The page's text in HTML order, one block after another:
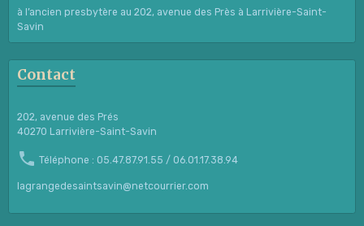
à l’ancien presbytère au 202, avenue des Près à Larrivière-Saint-
Savin
Contact
202, avenue des Prés
40270 Larrivière-Saint-Savin
Téléphone : 05.47.87.91.55 / 06.01.17.38.94
lagrangedesaintsavin@netcourrier.com